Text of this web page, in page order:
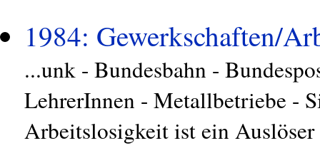
1984: Gewerkschaften/
...unk - Bundesbahn -
LehrerInnen - Metallbetriebe -
Arbeitslosigkeit ist ein